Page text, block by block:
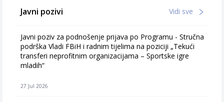
Javni pozivi Vidi sve
Javni poziv za podnošenje prijava po Programu - Stručna
podrška Vladi FBiH i radnim tijelima na poziciji „Tekući
transferi neprofitnim organizacijama – Sportske igre
mladih“
27 Jul 2026